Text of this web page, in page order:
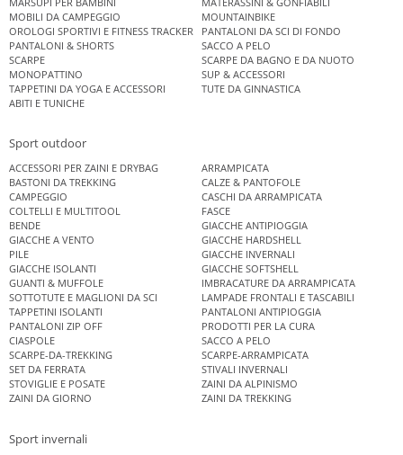
MOBILI DA CAMPEGGIO
MOUNTAINBIKE
OROLOGI SPORTIVI E FITNESS TRACKER
PANTALONI DA SCI DI FONDO
PANTALONI & SHORTS
SACCO A PELO
SCARPE
SCARPE DA BAGNO E DA NUOTO
MONOPATTINO
SUP & ACCESSORI
TAPPETINI DA YOGA E ACCESSORI
TUTE DA GINNASTICA
ABITI E TUNICHE
Sport outdoor
ACCESSORI PER ZAINI E DRYBAG
ARRAMPICATA
BASTONI DA TREKKING
CALZE & PANTOFOLE
CAMPEGGIO
CASCHI DA ARRAMPICATA
COLTELLI E MULTITOOL
FASCE
BENDE
GIACCHE ANTIPIOGGIA
GIACCHE A VENTO
GIACCHE HARDSHELL
PILE
GIACCHE INVERNALI
GIACCHE ISOLANTI
GIACCHE SOFTSHELL
GUANTI & MUFFOLE
IMBRACATURE DA ARRAMPICATA
SOTTOTUTE E MAGLIONI DA SCI
LAMPADE FRONTALI E TASCABILI
TAPPETINI ISOLANTI
PANTALONI ANTIPIOGGIA
PANTALONI ZIP OFF
PRODOTTI PER LA CURA
CIASPOLE
SACCO A PELO
SCARPE-DA-TREKKING
SCARPE-ARRAMPICATA
SET DA FERRATA
STIVALI INVERNALI
STOVIGLIE E POSATE
ZAINI DA ALPINISMO
ZAINI DA GIORNO
ZAINI DA TREKKING
Sport invernali